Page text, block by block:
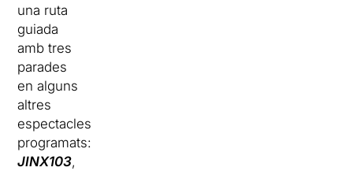
una ruta
guiada
amb tres
parades
en alguns
altres
espectacles
programats:
JINX103,